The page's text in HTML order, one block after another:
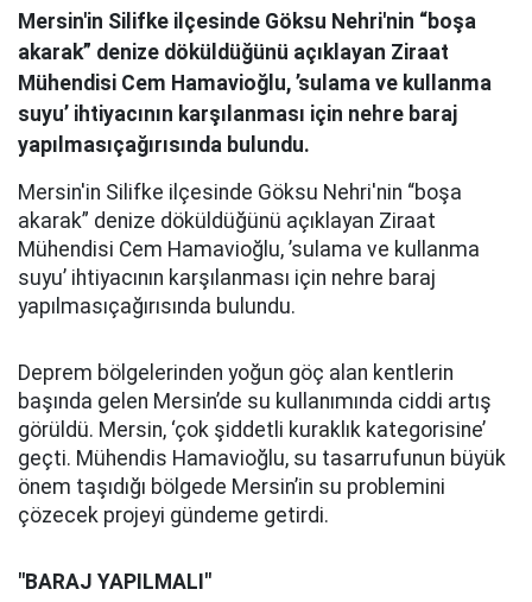
Mersin'in Silifke ilçesinde Göksu Nehri'nin “boşa
akarak” denize döküldüğünü açıklayan Ziraat
Mühendisi Cem Hamavioğlu, ’sulama ve kullanma
suyu’ ihtiyacının karşılanması için nehre baraj
yapılmasıçağırısında bulundu.
Mersin'in Silifke ilçesinde Göksu Nehri'nin “boşa
akarak” denize döküldüğünü açıklayan Ziraat
Mühendisi Cem Hamavioğlu, ’sulama ve kullanma
suyu’ ihtiyacının karşılanması için nehre baraj
yapılmasıçağırısında bulundu.
Deprem bölgelerinden yoğun göç alan kentlerin
başında gelen Mersin’de su kullanımında ciddi artış
görüldü. Mersin, ‘çok şiddetli kuraklık kategorisine’
geçti. Mühendis Hamavioğlu, su tasarrufunun büyük
önem taşıdığı bölgede Mersin’in su problemini
çözecek projeyi gündeme getirdi.
"BARAJ YAPILMALI"